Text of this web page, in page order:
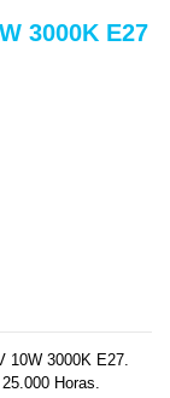
3000K E27
10W 3000K E27.
Horas.